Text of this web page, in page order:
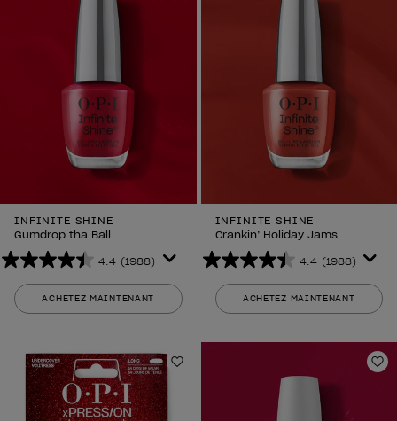
INFINITE SHINE
Gumdrop tha Ball
4.4 (1988)
4.4
sur
5
avis
ACHETEZ MAINTENANT
INFINITE SHINE
Crankin’ Holiday Jams
4.4 (1988)
4.4
sur
5
1988
ACHETEZ MAINTENANT
Ajouter aux favoris